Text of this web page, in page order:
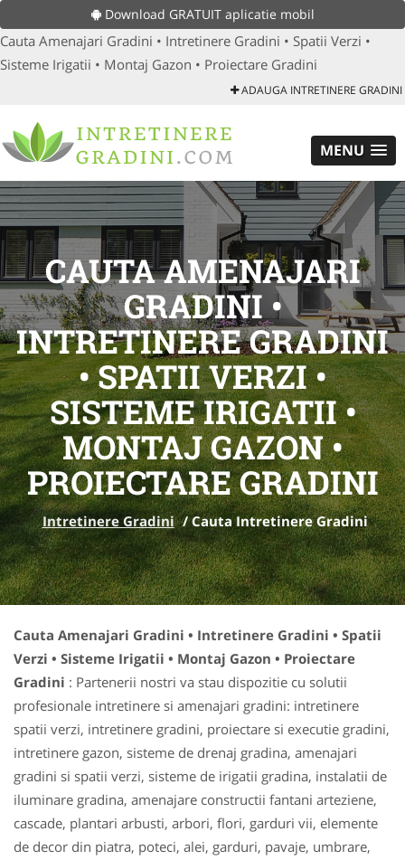
Download GRATUIT aplicatie mobil
Cauta Amenajari Gradini • Intretinere Gradini • Spatii Verzi •
Sisteme Irigatii • Montaj Gazon • Proiectare Gradini
ADAUGA INTRETINERE GRADINI
MENU
CAUTA AMENAJARI
GRADINI •
INTRETINERE GRADINI
• SPATII VERZI •
SISTEME IRIGATII •
MONTAJ GAZON •
PROIECTARE GRADINI
Intretinere Gradini /Cauta Intretinere Gradini
Cauta Amenajari Gradini • Intretinere Gradini • Spatii
Verzi • Sisteme Irigatii • Montaj Gazon • Proiectare
Gradini : Partenerii nostri va stau dispozitie cu solutii
profesionale intretinere si amenajari gradini: intretinere
spatii verzi, intretinere gradini, proiectare si executie gradini,
intretinere gazon, sisteme de drenaj gradina, amenajari
gradini si spatii verzi, sisteme de irigatii gradina, instalatii de
iluminare gradina, amenajare constructii fantani arteziene,
cascade, plantari arbusti, arbori, flori, garduri vii, elemente
de decor din piatra, poteci, alei, garduri, pavaje, umbrare,